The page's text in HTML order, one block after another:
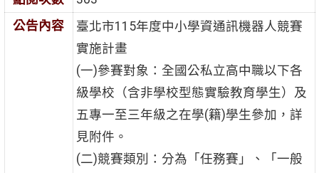
公告內容
臺北市115年度中小學資通訊機器人競賽
實施計畫
(一)參賽對象：全國公私立高中職以下各
級學校（含非學校型態實驗教育學生）及
五專一至三年級之在學(籍)學生參加，詳
見附件。
(二)競賽類別：分為「任務賽」、「一般